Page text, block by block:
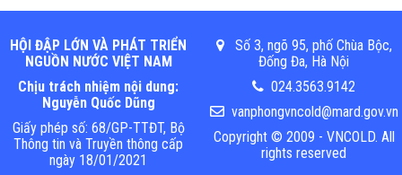
HỘI ĐẬP LỚN VÀ PHÁT TRIỂN
NGUỒN NƯỚC VIỆT NAM
Chịu trách nhiệm nội dung:
Nguyễn Quốc Dũng
Giấy phép số: 68/GP-TTĐT, Bộ
Thông tin và Truyền thông cấp
ngày 18/01/2021
Số 3, ngõ 95, phố Chùa Bộc,
Đống Đa, Hà Nội
024.3563.9142
vanphongvncold@mard.gov.vn
Copyright © 2009 - VNCOLD. All
rights reserved